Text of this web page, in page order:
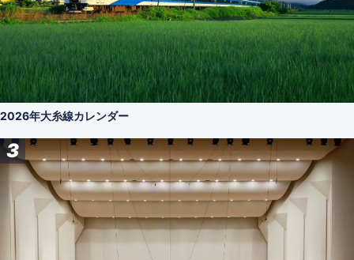
2026年大糸線カレンダー
3